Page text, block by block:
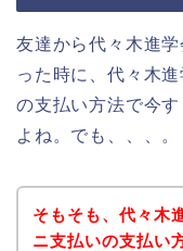
友達から代々木進
った時に、代々木
の支払い方法で今
よね。でも、、、。
そもそも、代々木
ニ支払いの支払い